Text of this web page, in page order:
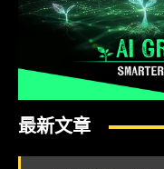
最新文章